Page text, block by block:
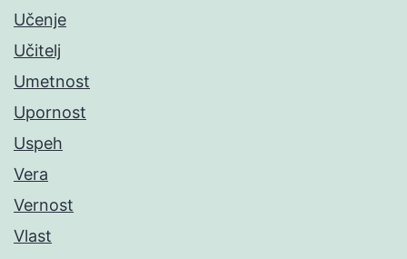
Učenje
Učitelj
Umetnost
Upornost
Uspeh
Vera
Vernost
Vlast